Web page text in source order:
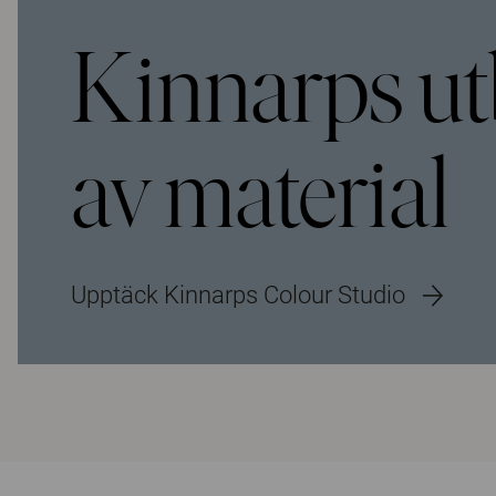
Kinnarps
av material
Upptäck Kinnarps Colour Studio